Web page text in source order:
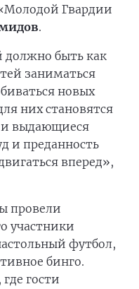
Гвардии
.
должно быть как
заниматься
новых
них становятся
и выдающиеся
и преданность
вперед»,
провели
участники
футбол,
бинго.
гости